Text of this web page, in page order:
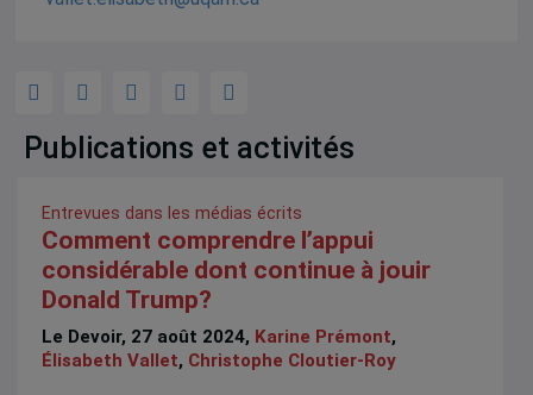
Publications et activités
Entrevues dans les médias écrits
Comment comprendre l’appui
considérable dont continue à jouir
Donald Trump?
Le Devoir, 27 août 2024, Karine Prémont,
Élisabeth Vallet, Christophe Cloutier-Roy